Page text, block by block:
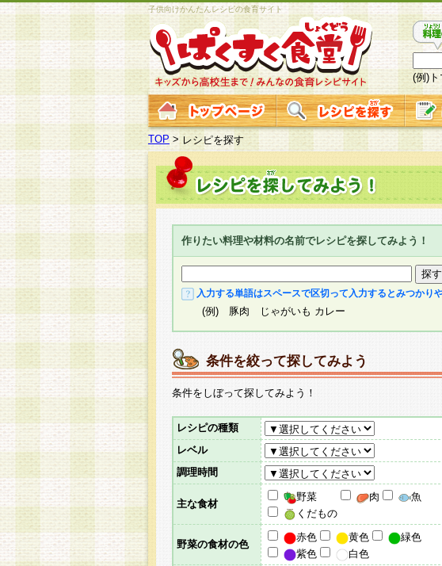
子供向けかんたんレシピの食育サイト
(例)
TOP >レシピを探す
作りたい料理や材料の名前でレシピを探してみよう！
入力する単語はスペースで区切って入力するとみつかり
(例) 豚肉 じゃがいも カレー
条件を絞って探してみよう
条件をしぼって探してみよう！
レシピの種類
レベル
調理時間
主な食材
野菜 肉
魚
くだもの
野菜の食材の色
赤色 黄色
緑色
紫色
白色